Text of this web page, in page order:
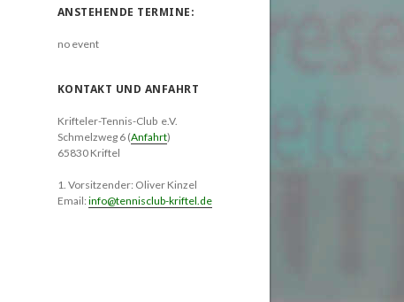
ANSTEHENDE TERMINE:
no event
KONTAKT UND ANFAHRT
Krifteler-Tennis-Club e.V.
Schmelzweg 6 (Anfahrt)
65830 Kriftel
1. Vorsitzender: Oliver Kinzel
Email: info@tennisclub-kriftel.de